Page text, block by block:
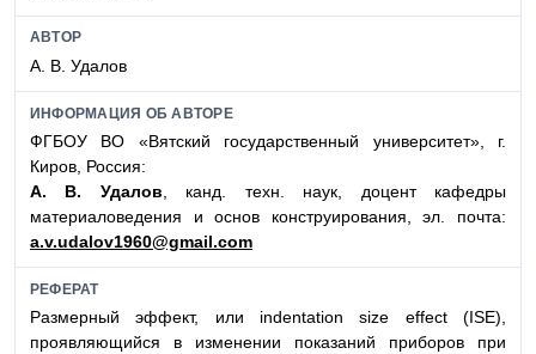
АВТОР
А. В. Удалов
ИНФОРМАЦИЯ ОБ АВТОРЕ
ФГБОУ ВО «Вятский государственный университет», г.
Киров, Россия:
А. В. Удалов , канд. техн. наук, доцент кафедры
материаловедения и основ конструирования, эл. почта:
a.v.udalov1960@gmail.com
РЕФЕРАТ
Размерный эффект, или indentation size effect (ISE),
проявляющийся в изменении показаний приборов при